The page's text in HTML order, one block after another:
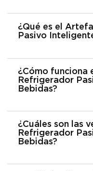
¿Qué es el
Pasivo
¿Cómo funciona
Refrigerador
Bebidas?
¿Cuáles son las
Refrigerador
Bebidas?